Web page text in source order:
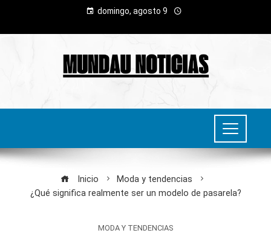
domingo, agosto 9
Inicio
Moda y tendencias
¿Qué significa realmente ser un modelo de pasarela?
MODA Y TENDENCIAS